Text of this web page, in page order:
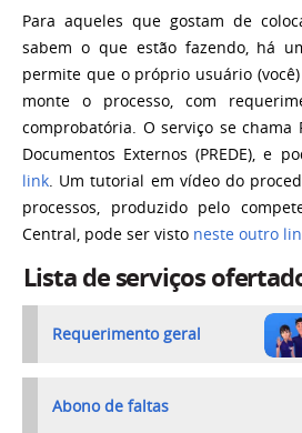
Para aqueles que gostam de
sabem o que estão fazendo, há
permite que o próprio usuário
monte o processo, com
comprobatória. O serviço se chama
Documentos Externos (PREDE), e
link . Um tutorial em vídeo do
processos, produzido pelo
Central, pode ser visto neste outro
Lista de serviços
Requerimento geral
Abono de faltas